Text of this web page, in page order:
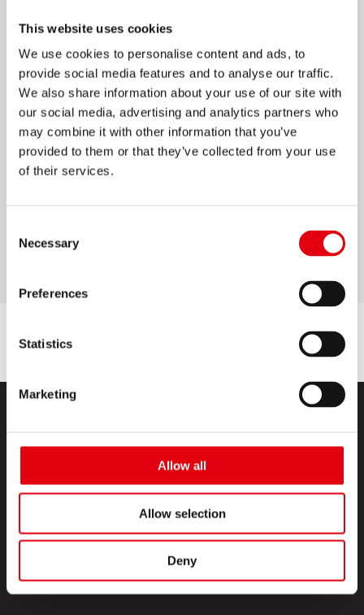
This website uses cookies
We use cookies to personalise content and ads, to
provide social media features and to analyse our traffic.
We also share information about your use of our site with
our social media, advertising and analytics partners who
may combine it with other information that you’ve
provided to them or that they’ve collected from your use
of their services.
Selection
Necessary
Preferences
Statistics
Marketing
Allow all
Allow selection
Deny
erforderlich
Hohe Deckkraft und lebendige Farben mit
starker Abdeckung
Gleichmäßiger Tintenfluss
Langlebige Tinte, bis zu 5 Jahre haltbar
Für verschiedene Oberflächen geeignet
Erhältlich als 12 Stück Hängebox oder 6 Stück
Blister